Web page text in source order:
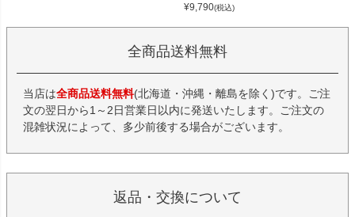
¥9,790(税込)
全商品送料無料
当店は全商品送料無料(北海道・沖縄・離島を除く)です。ご注
文の翌日から1～2日営業日以内に発送いたします。ご注文の
混雑状況によって、多少前後する場合がございます。
返品・交換について